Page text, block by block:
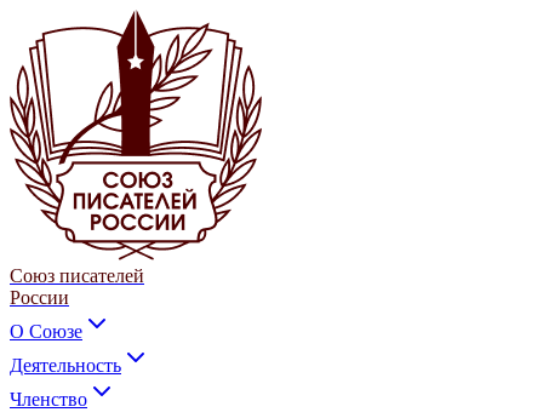
Союз писателей
России
О Союзе
Деятельность
Членство